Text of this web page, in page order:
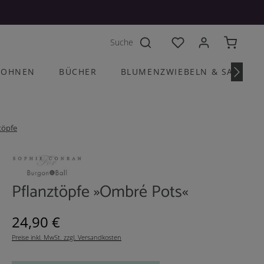
Du hast 0 Produkte
BÜCHER BLUMENZWIEBELN &
Pflanztöpfe »Ombré Pots«
Regulärer Preis:
24,90 €
Preise inkl. MwSt. zzgl. Versandkosten